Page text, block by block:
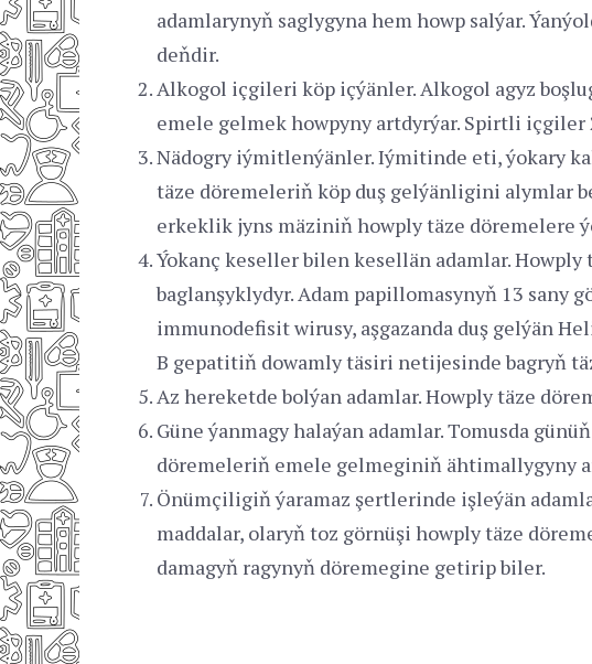
adamlarynyň saglygyna hem howp salýar.
deňdir.
Alkogol içgileri köp içýänler. Alkogol agyz
emele gelmek howpyny artdyrýar. Spirtli içgiler
Nädogry iýmitlenýänler. Iýmitinde eti, ýokary
täze döremeleriň köp duş gelýänligini alymlar
erkeklik jyns mäziniň howply täze döremelere
Ýokanç keseller bilen kesellän adamlar.
baglanşyklydyr. Adam papillomasynyň 13 sany
immunodefisit wirusy, aşgazanda duş gelýän
B gepatitiň dowamly täsiri netijesinde bagryň
Az hereketde bolýan adamlar. Howply täze
Güne ýanmagy halaýan adamlar. Tomusda
döremeleriň emele gelmeginiň ähtimallygyny
Önümçiligiň ýaramaz şertlerinde işleýän
maddalar, olaryň toz görnüşi howply täze
damagyň ragynyň döremegine getirip biler.